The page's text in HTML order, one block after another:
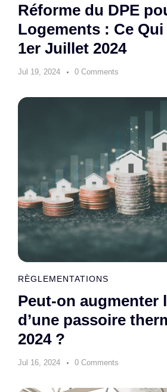
Réforme du DPE
Logements : Ce Qui
1er Juillet 2024
Jul 19, 2024 0 Comments
RÈGLEMENTATIONS
Peut-on augmenter
d’une passoire
2024 ?
Jul 16, 2024 0 Comments